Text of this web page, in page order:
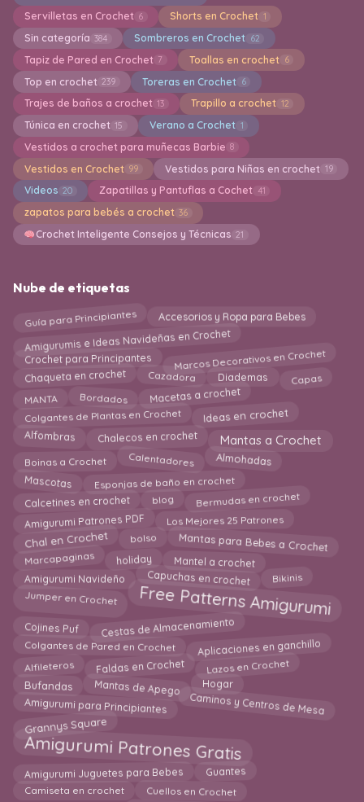
Servilletas en Crochet 6 Shorts en Crochet 1
Sin categoría 384 Sombreros en Crochet 62
Tapiz de Pared en Crochet 7 Toallas en crochet 6
Top en crochet 239 Toreras en Crochet 6
Trajes de baños a crochet 13 Trapillo a crochet 12
Túnica en crochet 15 Verano a Crochet 1
Vestidos a crochet para muñecas Barbie 8
Vestidos en Crochet 99 Vestidos para Niñas en crochet 19
Videos 20 Zapatillas y Pantuflas a Cochet 41
zapatos para bebés a crochet 36
Crochet Inteligente Consejos y Técnicas 21
Nube de etiquetas
Guía para Principiantes Accesorios y Ropa para Bebes
Amigurumis e Ideas Navideñas en Crochet
Crochet para Principantes Marcos Decorativos en Crochet
Chaqueta en crochet Cazadora Diademas Capas
MANTA Bordados Macetas a crochet
Colgantes de Plantas en Crochet Ideas en crochet
Alfombras Chalecos en crochet Mantas a Crochet
Boinas a Crochet Calentadores Almohadas
Mascotas Esponjas de baño en crochet
Calcetines en crochet blog Bermudas en crochet
Amigurumi Patrones PDF Los Mejores 25 Patrones
Chal en Crochet bolso Mantas para Bebes a Crochet
Marcapaginas holiday Mantel a crochet
Amigurumi Navideño Capuchas en crochet Bikinis
Jumper en Crochet Free Patterns Amigurumi
Cojines Puf Cestas de Almacenamiento
Colgantes de Pared en Crochet Aplicaciones en ganchillo
Alfileteros Faldas en Crochet Lazos en Crochet
Bufandas Mantas de Apego Hogar
Amigurumi para Principiantes Caminos y Centros de Mesa
Grannys Square
Amigurumi Patrones Gratis
Amigurumi Juguetes para Bebes Guantes
Camiseta en crochet Cuellos en Crochet